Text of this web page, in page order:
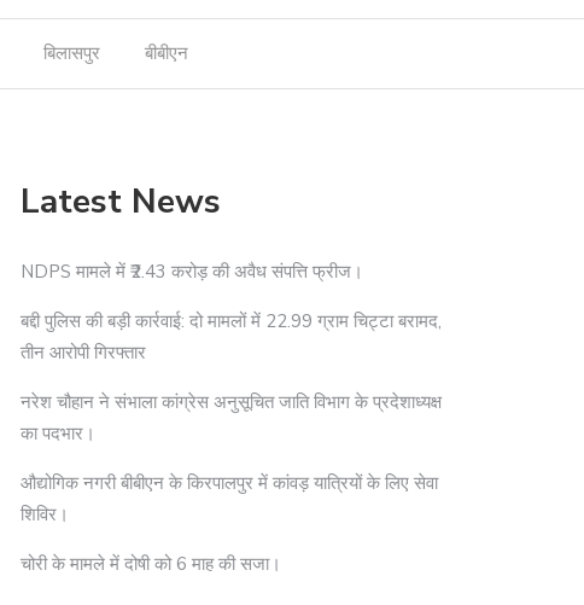
बिलासपुर बीबीएन
Latest News
NDPS मामले में ₹2.43 करोड़ की अवैध संपत्ति फ्रीज।
बद्दी पुलिस की बड़ी कार्रवाई: दो मामलों में 22.99 ग्राम चिट्टा बरामद,
तीन आरोपी गिरफ्तार
नरेश चौहान ने संभाला कांग्रेस अनुसूचित जाति विभाग के प्रदेशाध्यक्ष
का पदभार।
औद्योगिक नगरी बीबीएन के किरपालपुर में कांवड़ यात्रियों के लिए सेवा
शिविर।
चोरी के मामले में दोषी को 6 माह की सजा।